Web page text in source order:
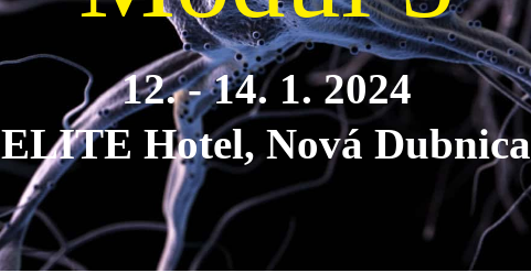
12. - 14. 1. 2024
ELITE Hotel, Nová Dubnica